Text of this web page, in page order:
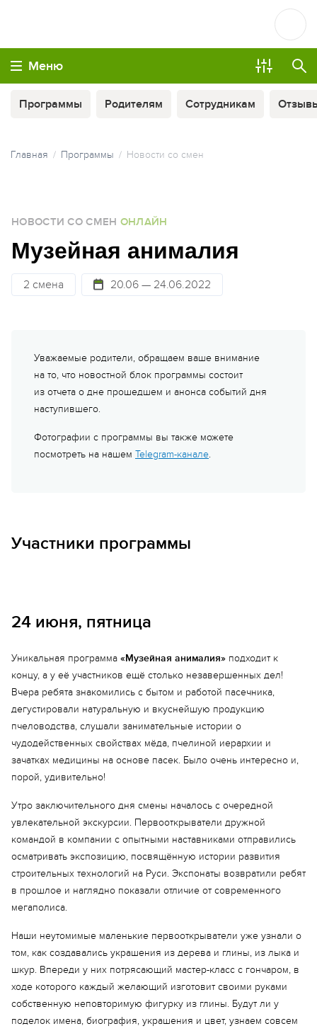
Меню
Программы Родителям Сотрудникам
Главная Программы Новости со смен
НОВОСТИ СО СМЕН ОНЛАЙН
Музейная анималия
2 смена 20.06 — 24.06.2022
Уважаемые родители, обращаем ваше внимание
на то, что новостной блок программы состоит
из отчета о дне прошедшем и анонса событий дня
наступившего.
Фотографии с программы вы также можете
посмотреть на нашем Telegram-канале.
Участники программы
Первооткрыватели
Алиса
Аверьянова Софья
Дырив Денис
Косткин Андрей
Мовчан Артём
Олешов Василий
Рыбаков Елисей
Харькова Мария
24 июня, пятница
Уникальная программа «Музейная анималия» подходит к
концу, а у её участников ещё столько незавершенных дел!
Вчера ребята знакомились с бытом и работой пасечника,
дегустировали натуральную и вкуснейшую продукцию
пчеловодства, слушали занимательные истории о
чудодейственных свойствах мёда, пчелиной иерархии и
зачатках медицины на основе пасек. Было очень интересно и,
порой, удивительно!
Утро заключительного дня смены началось с очередной
увлекательной экскурсии. Первооткрыватели дружной
командой в компании с опытными наставниками отправились
осматривать экспозицию, посвящённую истории развития
строительных технологий на Руси. Экспонаты возвратили ребят
в прошлое и наглядно показали отличие от современного
мегаполиса.
Наши неутомимые маленькие первооткрыватели уже узнали о
том, как создавались украшения из дерева и глины, из лыка и
шкур. Впереди у них потрясающий мастер-класс с гончаром, в
ходе которого каждый желающий изготовит своими руками
собственную неповторимую фигурку из глины. Будут ли у
поделок имена, биография, украшения и цвет, узнаем совсем